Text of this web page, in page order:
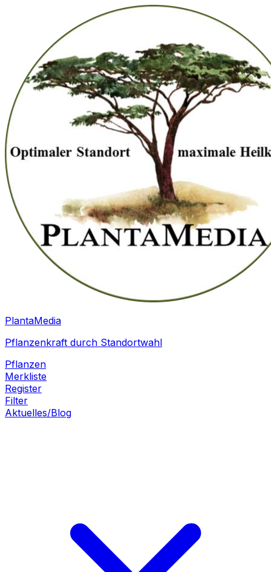
PlantaMedia
Pflanzenkraft durch Standortwahl
Pflanzen
Merkliste
Register
Filter
Aktuelles/Blog